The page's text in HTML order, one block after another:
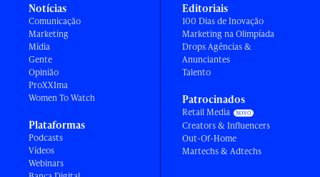
Notícias
Comunicação
Marketing
Mídia
Gente
Opinião
ProXXIma
Women To Watch
Plataformas
Podcasts
Vídeos
Webinars
Editoriais
100 Dias de Inovação
Marketing na Olimpíada
Drops Agências &
Anunciantes
Talento
Patrocinados
Retail Media
Creators & Influencers
Out-Of-Home
Martechs & Adtechs